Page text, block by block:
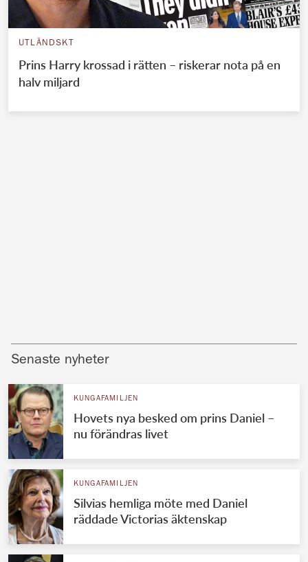
UTLÄNDSKT
Prins Harry krossad i rätten – riskerar nota på en
halv miljard
Senaste nyheter
KUNGAFAMILJEN
Hovets nya besked om prins Daniel –
nu förändras livet
KUNGAFAMILJEN
Silvias hemliga möte med Daniel
räddade Victorias äktenskap